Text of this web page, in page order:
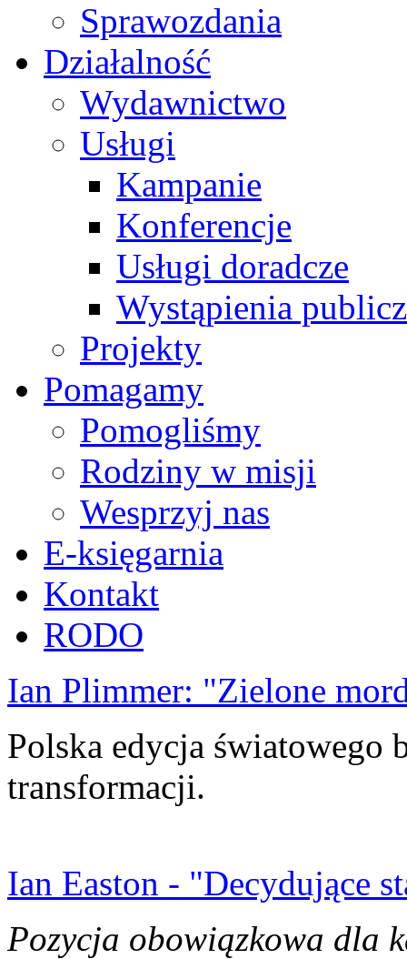
Sprawozdania
Działalność
Wydawnictwo
Usługi
Kampanie
Konferencje
Usługi doradcze
Wystąpienia
Projekty
Pomagamy
Pomogliśmy
Rodziny w misji
Wesprzyj nas
E-księgarnia
Kontakt
RODO
Ian Plimmer: "Zielone
Polska edycja światowego
transformacji.
Ian Easton - "Decydujące
Pozycja obowiązkowa dla